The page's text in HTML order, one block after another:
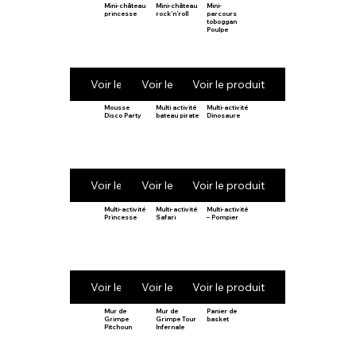
Mini-château
princesse
Voir le produit
Mini-château
rock’n’roll
Voir le produit
Mini-
parcours
toboggan
Poulpe
Voir le produit
Mousse
Disco Party
Voir le produit
Multi activité
bateau pirate
Voir le produit
Multi-activité
Dinosaure
Voir le produit
Multi-activité
Princesse
Voir le produit
Multi-activité
Safari
Voir le produit
Multi-activité
– Pompier
Voir le produit
Mur de
Grimpe
Pitchoun
Mur de
Grimpe Tour
Infernale
Panier de
basket